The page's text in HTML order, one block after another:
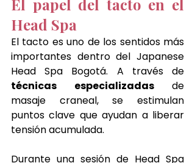
El papel del tacto en el
Head Spa
El tacto es uno de los sentidos más
importantes dentro del Japanese
técnicas especializadas de
masaje craneal, se estimulan
puntos clave que ayudan a liberar
tensión acumulada.
Durante una sesión de Head Spa